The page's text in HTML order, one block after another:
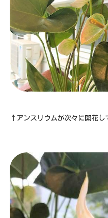
↑アンスリウムが次々に開花し